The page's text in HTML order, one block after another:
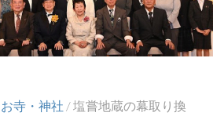
お寺・神社 /塩嘗地蔵の幕取り換